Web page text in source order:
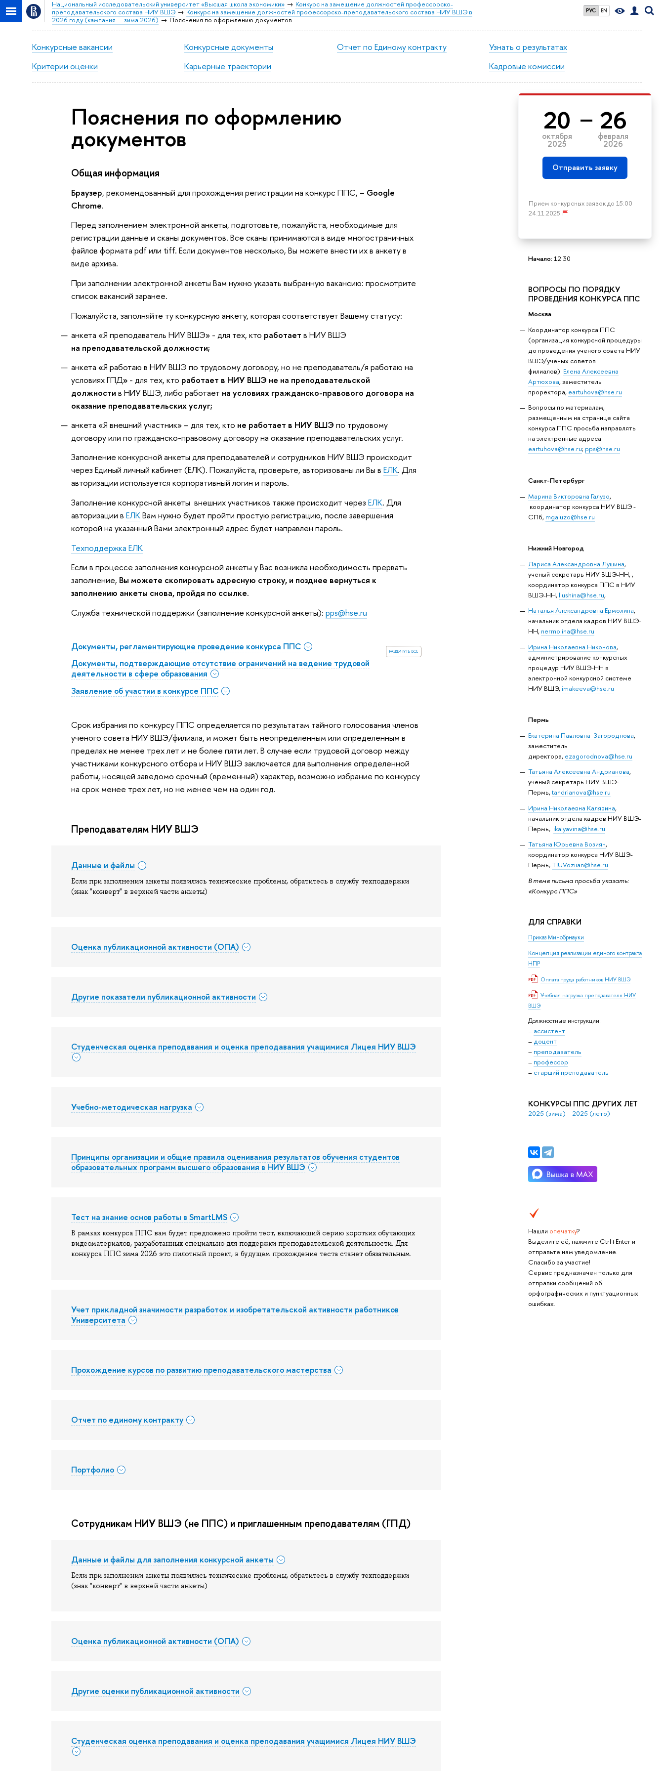
РУС EN
Национальный исследовательский университет «Высшая школа экономики»
Конкурс на замещение должностей профессорско-
преподавательского состава НИУ ВШЭ
Конкурс на замещение должностей профессорско-преподавательского состава НИУ ВШЭ в
2026 году (кампания — зима 2026)
Пояснения по оформлению документов
Конкурсные вакансии
Критерии оценки
Конкурсные документы
Карьерные траектории
Отчет по Единому контракту
Узнать о результатах
Кадровые комиссии
20
октября
2025
26
февраля
2026
Отправить заявку
Прием конкурсных заявок до 15:00
24.11.2025
Начало: 12:30
ВОПРОСЫ ПО ПОРЯДКУ
ПРОВЕДЕНИЯ КОНКУРСА ППС
Москва
Координатор конкурса ППС
(организация конкурсной процедуры
до проведения ученого совета НИУ
ВШЭ/ученых советов
филиалов): Елена Алексеевна
Артюхова, заместитель
проректора, eartuhova@hse.ru
Вопросы по материалам,
размещенным на странице сайта
конкурса ППС просьба направлять
на электронные адреса:
eartuhova@hse.ru; pps@hse.ru
Санкт-Петербург
Марина Викторовна Галузо,
координатор конкурса НИУ ВШЭ -
СПб, mgaluzo@hse.ru
Нижний Новгород
Лариса Александровна Лушина,
ученый секретарь НИУ ВШЭ-НН, ,
координатор конкурса ППС в НИУ
ВШЭ-НН, llushina@hse.ru,
Наталья Александровна Ермолина,
начальник отдела кадров НИУ ВШЭ-
НН, nermolina@hse.ru
Ирина Николаевна Никонова,
администрирование конкурсных
процедур НИУ ВШЭ-НН в
электронной конкурсной системе
НИУ ВШЭ,imakeeva@hse.ru
Пермь
Екатерина Павловна Загороднова,
заместитель
директора, ezagorodnova@hse.ru
Татьяна Алексеевна Андрианова,
ученый секретарь НИУ ВШЭ-
Пермь,tandrianova@hse.ru
Ирина Николаевна Калявина,
начальник отдела кадров НИУ ВШЭ-
Пермь, ikalyavina@hse.ru
Татьяна Юрьевна Возиян,
координатор конкурса НИУ ВШЭ-
Пермь,TIUVoziian@hse.ru
В теме письма просьба указать:
«Конкурс ППС»
ДЛЯ СПРАВКИ
Приказ Минобрнауки
Концепция реализации единого контракта
НПР
Оплата труда работников НИУ ВШЭ
Учебная нагрузка преподавателя НИУ
ВШЭ
Должностные инструкции:
– ассистент
– доцент
– преподаватель
– профессор
– старший преподаватель
КОНКУРСЫ ППС ДРУГИХ ЛЕТ
2025 (зима) 2025 (лето)
Нашли опечатку?
Выделите её, нажмите Ctrl+Enter и
отправьте нам уведомление.
Спасибо за участие!
Сервис предназначен только для
отправки сообщений об
орфографических и пунктуационных
ошибках.
Пояснения по оформлению
документов
Общая информация
Браузер, рекомендованный для прохождения регистрации на конкурс ППС, – Google
Chrome.
Перед заполнением электронной анкеты, подготовьте, пожалуйста, необходимые для
регистрации данные и сканы документов. Все сканы принимаются в виде многостраничных
файлов формата pdf или tiff. Если документов несколько, Вы можете внести их в анкету в
виде архива.
При заполнении электронной анкеты Вам нужно указать выбранную вакансию: просмотрите
список вакансий заранее.
Пожалуйста, заполняйте ту конкурсную анкету, которая соответствует Вашему статусу:
анкета «Я преподаватель НИУ ВШЭ» - для тех, кто работает в НИУ ВШЭ
на преподавательской должности;
анкета«Я работаю в НИУ ВШЭ по трудовому договору, но не преподаватель/я работаю на
условиях ГПД» - для тех, кто работает в НИУ ВШЭ не на преподавательской
должности в НИУ ВШЭ, либо работает на условиях гражданско-правового договора на
оказание преподавательских услуг;
анкета «Я внешний участник» – для тех, кто не работает в НИУ ВШЭ по трудовому
договору или по гражданско-правовому договору на оказание преподавательских услуг.
Заполнение конкурсной анкеты для преподавателей и сотрудников НИУ ВШЭ происходит
через Единый личный кабинет (ЕЛК). Пожалуйста, проверьте, авторизованы ли Вы вЕЛК. Для
авторизации используется корпоративный логин и пароль.
Заполнение конкурсной анкеты внешних участников также происходит черезЕЛК. Для
авторизации вЕЛКВам нужно будет пройти простую регистрацию, после завершения
которой на указанный Вами электронный адрес будет направлен пароль.
Техподдержка ЕЛК
Если в процессе заполнения конкурсной анкеты у Вас возникла необходимость прервать
заполнение, Вы можете скопировать адресную строку, и позднее вернуться к
заполнению анкеты снова, пройдя по ссылке.
Служба технической поддержки (заполнение конкурсной анкеты):pps@hse.ru
развернуть все
Документы, регламентирующие проведение конкурса ППС
Документы, подтверждающие отсутствие ограничений на ведение трудовой
деятельности в сфере образования
Заявление об участии в конкурсе ППС
Срок избрания по конкурсу ППС определяется по результатам тайного голосования членов
ученого совета НИУ ВШЭ/филиала, и может быть неопределенным или определенным в
пределах не менее трех лет и не более пяти лет. В случае если трудовой договор между
участниками конкурсного отбора и НИУ ВШЭ заключается для выполнения определенной
работы, носящей заведомо срочный (временный) характер, возможно избрание по конкурсу
на срок менее трех лет, но не менее чем на один год.
Преподавателям НИУ ВШЭ
Данные и файлы
Если при заполнении анкеты появились технические проблемы, обратитесь в службу техподдержки
(знак "конверт" в верхней части анкеты)
Оценка публикационной активности (ОПА)
Другие показатели публикационной активности
Студенческая оценка преподавания и оценка преподавания учащимися Лицея НИУ ВШЭ
Учебно-методическая нагрузка
Принципы организации и общие правила оценивания результатов обучения студентов
образовательных программ высшего образования в НИУ ВШЭ
Тест на знание основ работы в SmartLMS
В рамках конкурса ППС вам будет предложено пройти тест, включающий серию коротких обучающих
видеоматериалов, разработанных специально для поддержки преподавательской деятельности. Для
конкурса ППС зима 2026 это пилотный проект, в будущем прохождение теста станет обязательным.
Учет прикладной значимости разработок и изобретательской активности работников
Университета
Прохождение курсов по развитию преподавательского мастерства
Отчет по единому контракту
Портфолио
Сотрудникам НИУ ВШЭ (не ППС) и приглашенным преподавателям (ГПД)
Данные и файлы для заполнения конкурсной анкеты
Если при заполнении анкеты появились технические проблемы, обратитесь в службу техподдержки
(знак "конверт" в верхней части анкеты)
Оценка публикационной активности (ОПА)
Другие оценки публикационной активности
Студенческая оценка преподавания и оценка преподавания учащимися Лицея НИУ ВШЭ